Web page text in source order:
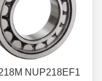
NUP218EF1